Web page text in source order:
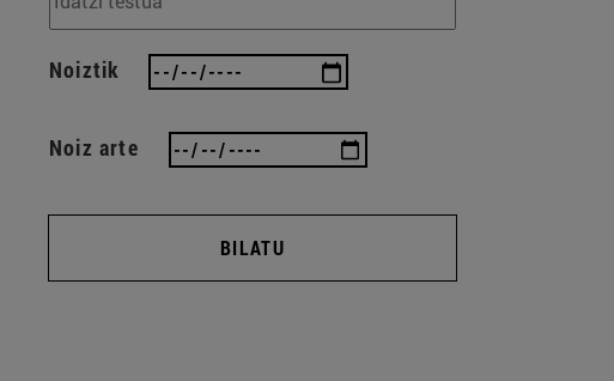
Noiztik
Noiz arte
BILATU